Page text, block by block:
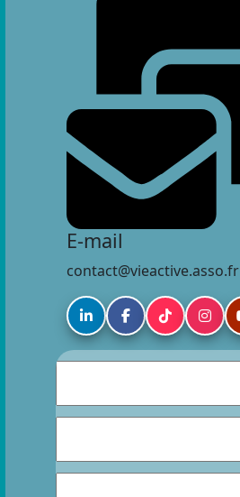
E-mail
contact@vieactive.asso.fr